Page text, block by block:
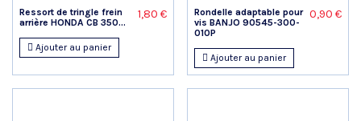
Ressort de tringle frein
arrière HONDA CB 350...
1,80 €
Ajouter au panier
Rondelle adaptable pour
vis BANJO 90545-300-
010P
0,90 €
Ajouter au panier